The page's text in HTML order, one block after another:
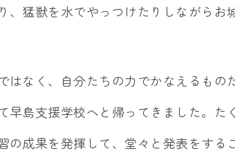
、猛獣を水でやっつけたりしながらお
なく、自分たちの力でかなえるもの
早島支援学校へと帰ってきました。た
の成果を発揮して、堂々と発表をする